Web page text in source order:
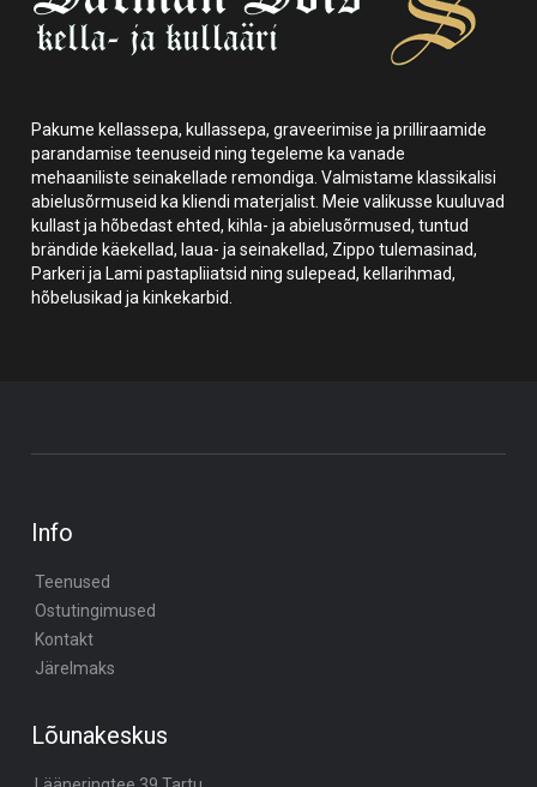
Pakume kellassepa, kullassepa, graveerimise ja prilliraamide
parandamise teenuseid ning tegeleme ka vanade
mehaaniliste seinakellade remondiga. Valmistame klassikalisi
abielusõrmuseid ka kliendi materjalist. Meie valikusse kuuluvad
kullast ja hõbedast ehted, kihla- ja abielusõrmused, tuntud
brändide käekellad, laua- ja seinakellad, Zippo tulemasinad,
Parkeri ja Lami pastapliiatsid ning sulepead, kellarihmad,
hõbelusikad ja kinkekarbid.
Info
Teenused
Ostutingimused
Kontakt
Järelmaks
Lõunakeskus